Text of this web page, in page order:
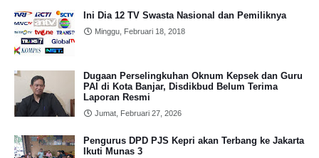
Ini Dia 12 TV Swasta Nasional dan Pemiliknya
Minggu, Februari 18, 2018
Dugaan Perselingkuhan Oknum Kepsek dan Guru
PAI di Kota Banjar, Disdikbud Belum Terima
Laporan Resmi
Jumat, Februari 27, 2026
Pengurus DPD PJS Kepri akan Terbang ke Jakarta
Ikuti Munas 3